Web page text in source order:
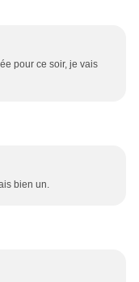
pour ce soir, je vais
bien un.